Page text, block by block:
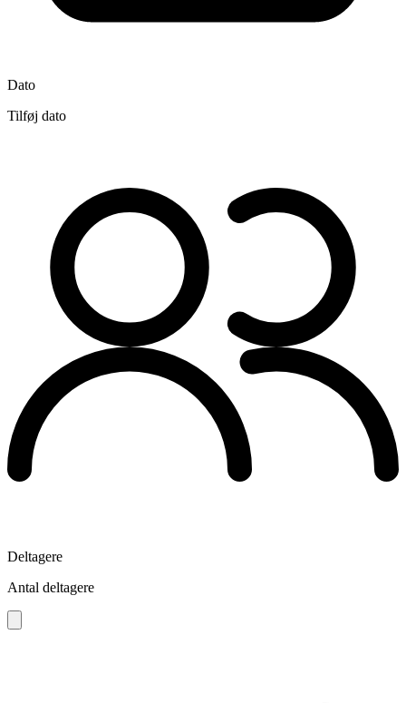
Dato
Tilføj dato
Deltagere
Antal deltagere